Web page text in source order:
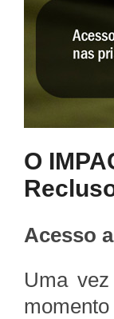
O
Acesso
Uma